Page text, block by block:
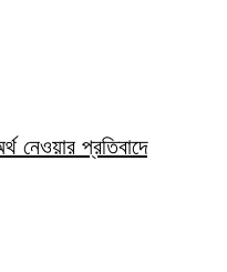
নেওয়ার প্রতিবাদে